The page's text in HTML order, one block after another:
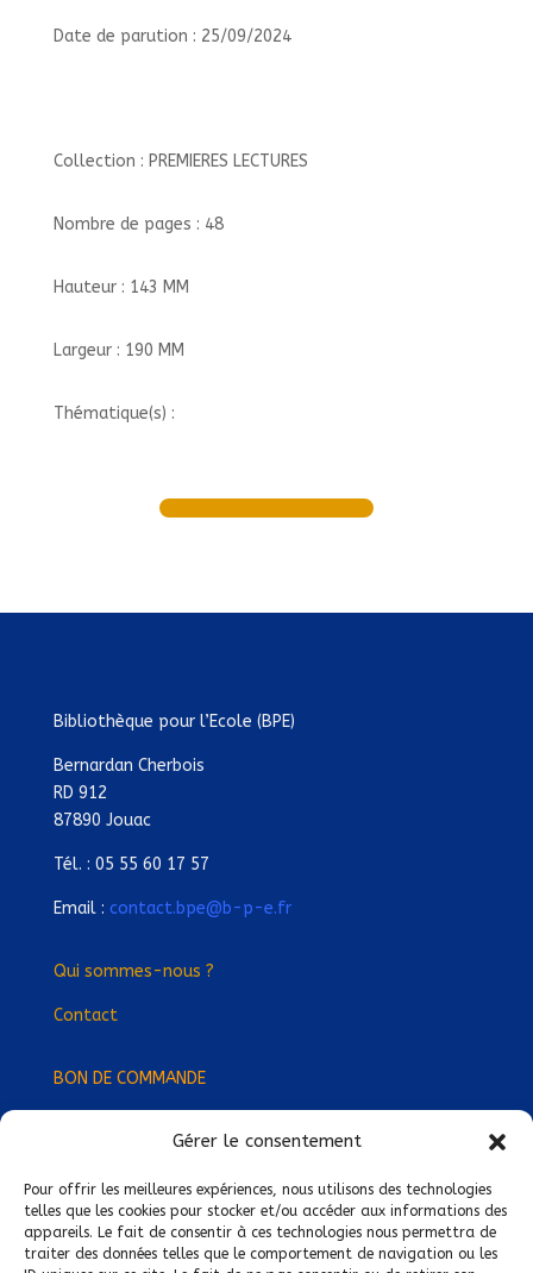
Gérer le consentement
Pour offrir les meilleures expériences, nous utilisons des technologies
telles que les cookies pour stocker et/ou accéder aux informations des
appareils. Le fait de consentir à ces technologies nous permettra de
traiter des données telles que le comportement de navigation ou les
Date de parution : 25/09/2024
Collection : PREMIERES LECTURES
Nombre de pages : 48
Hauteur : 143 MM
Largeur : 190 MM
Thématique(s) :
Bibliothèque pour l’Ecole (BPE)
Bernardan Cherbois
RD 912
87890 Jouac
Tél. : 05 55 60 17 57
Email : contact.bpe@b-p-e.fr
Qui sommes-nous ?
Contact
BON DE COMMANDE
Devenez Délégué·e Régional·e !
Trouvez-nous près de chez vous !
Mentions légales